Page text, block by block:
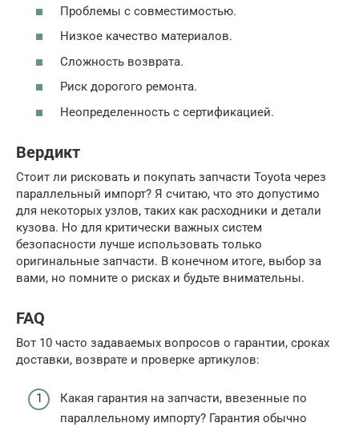
Проблемы с совместимостью.
Низкое качество материалов.
Сложность возврата.
Риск дорогого ремонта.
Неопределенность с сертификацией.
Вердикт
Стоит ли рисковать и покупать запчасти Toyota через
параллельный импорт? Я считаю, что это допустимо
для некоторых узлов, таких как расходники и детали
кузова. Но для критически важных систем
безопасности лучше использовать только
оригинальные запчасти. В конечном итоге, выбор за
вами, но помните о рисках и будьте внимательны.
FAQ
Вот 10 часто задаваемых вопросов о гарантии, сроках
доставки, возврате и проверке артикулов:
Какая гарантия на запчасти, ввезенные по
параллельному импорту? Гарантия обычно